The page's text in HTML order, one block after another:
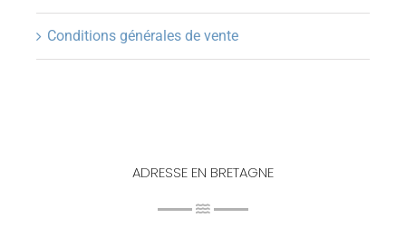
Conditions générales de vente
ADRESSE EN BRETAGNE